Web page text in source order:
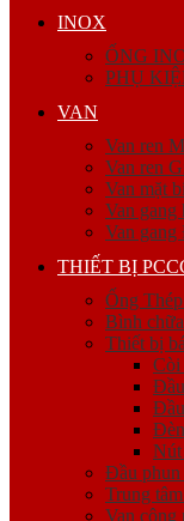
INOX
ỐNG
PHỤ
VAN
Van ren
Van ren
Van mặt
Van gang
Van
THIẾT BỊ
Ống
Bình
Thiết bị
Còi
Nút
Đầu phun
Trung
Van công